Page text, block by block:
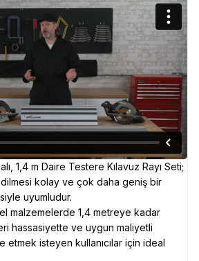
1,4 m Daire Testere Kılavuz Rayı Seti;
kolay ve çok daha geniş bir
uyumludur.
malzemelerde 1,4 metreye kadar
hassasiyette ve uygun maliyetli
etmek isteyen kullanıcılar için ideal